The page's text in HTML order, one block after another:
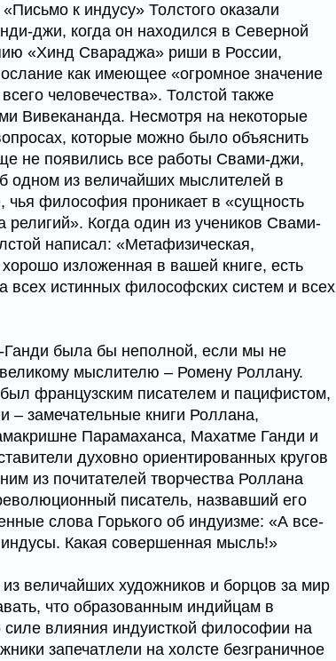
к индусу» Толстого оказали
джи, когда он находился в Северной
«Хинд Свараджа» риши в России,
как имеющее «огромное значение
человечества». Толстой также
Вивекананда. Несмотря на некоторые
которые можно было объяснить
не появились все работы Свами-джи,
одном из величайших мыслителей в
чья философия проникает в «сущность
религий». Когда один из учеников Свами-
написал: «Метафизическая,
изложенная в вашей книге, есть
всех истинных философских систем и всех
Ганди была бы неполной, если мы не
мыслителю – Ромену Роллану.
французским писателем и пацифистом,
– замечательные книги Роллана,
Парамаханса, Махатме Ганди и
духовно ориентированных кругов
из почитателей творчества Роллана
писатель, назвавший его
слова Горького об индуизме: «А все-
Какая совершенная мысль!»
величайших художников и борцов за мир
что образованным индийцам в
силе влияния индуисткой философии на
запечатлели на холсте безграничное